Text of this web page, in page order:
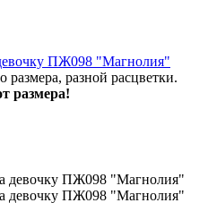
ПЖ098 "Магнолия"
размера, разной расцветки.
размера!